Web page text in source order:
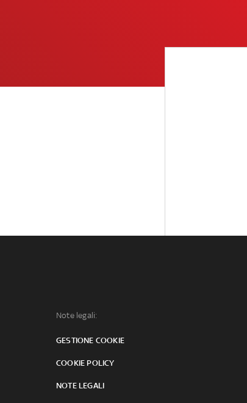
Note legali:
GESTIONE COOKIE
COOKIE POLICY
NOTE LEGALI